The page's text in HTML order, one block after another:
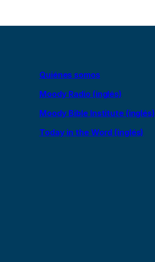
Quiénes somos
Moody Radio (inglés)
Moody Bible Institute (inglés)
Today in the Word (inglés)